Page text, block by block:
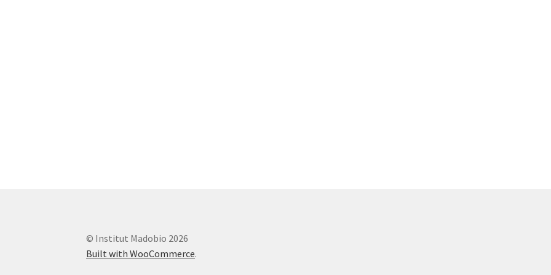
© Institut Madobio 2026
Built with WooCommerce.